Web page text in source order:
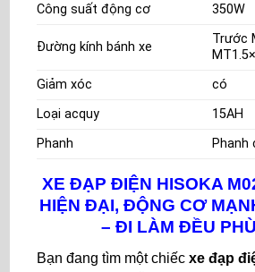
Công suất động cơ
350W
Đường kính bánh xe
Trước
Giảm xóc
có
Loại acquy
15AH
Phanh
Phanh
XE ĐẠP ĐIỆN HISOKA
HIỆN ĐẠI, ĐỘNG CƠ
– ĐI LÀM ĐỀU
Bạn đang tìm một chiếc xe đạp